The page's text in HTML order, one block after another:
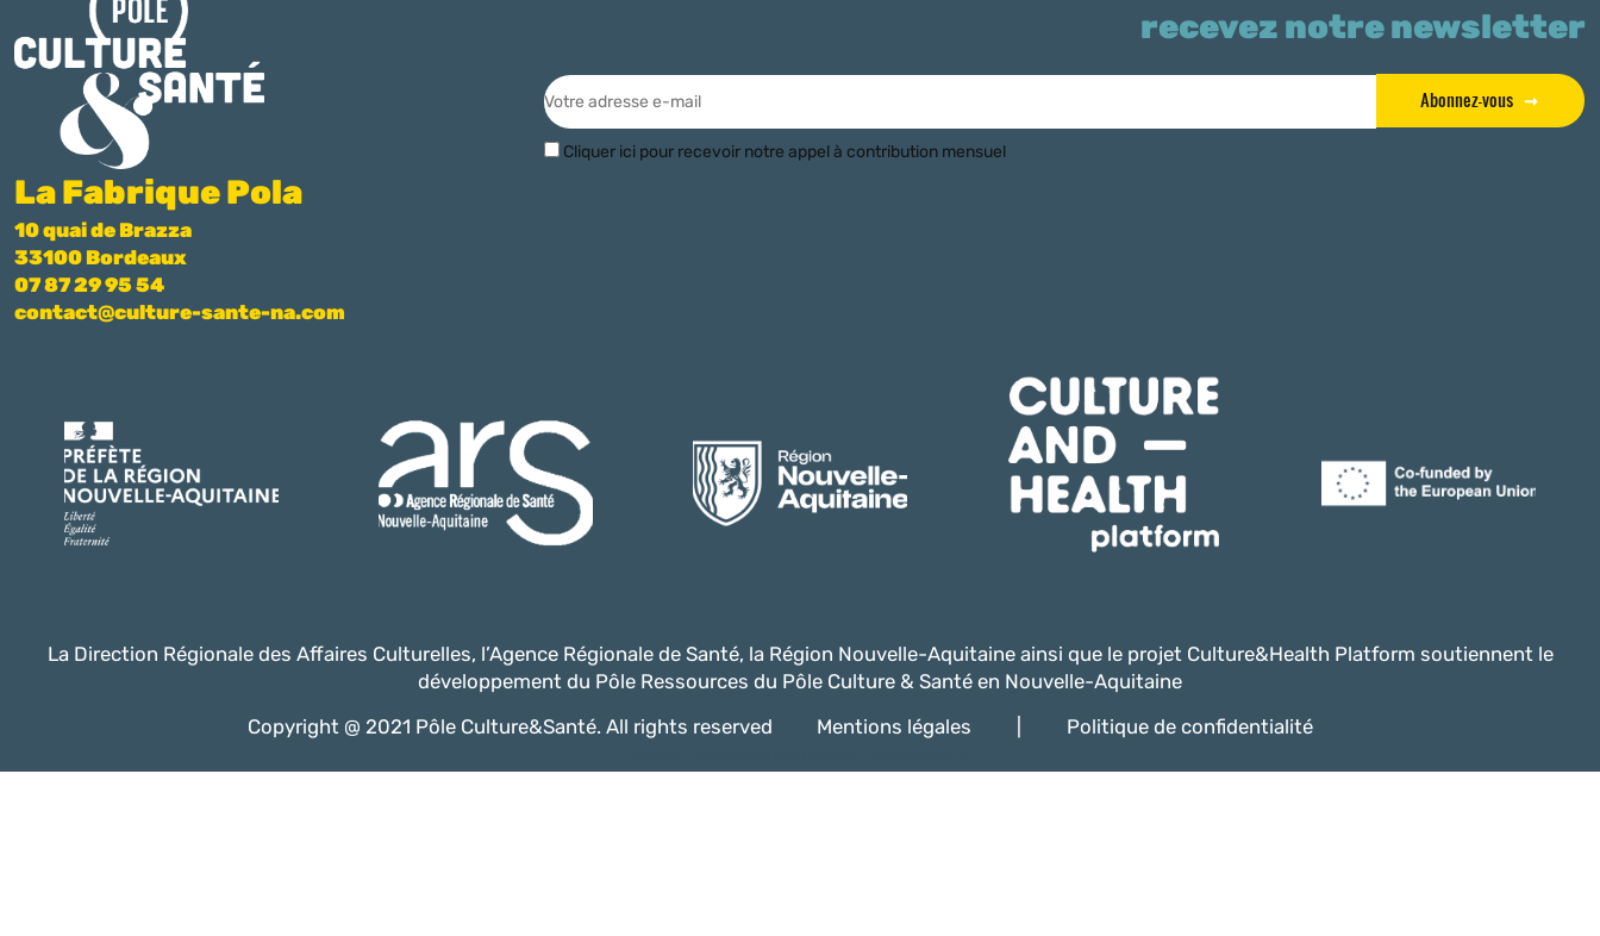
La Fabrique Pola
10 quai de Brazza
33100 Bordeaux
07 87 29 95 54
contact@culture-sante-na.com
recevez notre newsletter
Abonnez-vous
Cliquer ici pour recevoir notre appel à contribution mensuel
La Direction Régionale des Affaires Culturelles, l’Agence Régionale de Santé, la Région Nouvelle-Aquitaine ainsi que le projet Culture&Health Platform soutiennent le
développement du Pôle Ressources du Pôle Culture & Santé en Nouvelle-Aquitaine
Copyright @ 2021 Pôle Culture&Santé. All rights reserved
Mentions légales Politique de confidentialité